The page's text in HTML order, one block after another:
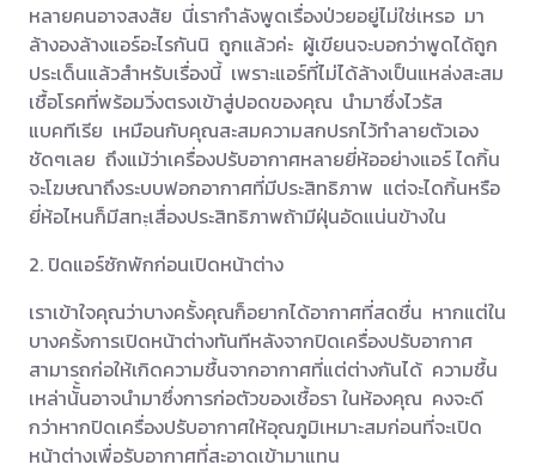
หลายคนอาจสงสัย นี่เรากำลังพูดเรื่องป่วยอยู่ไม่ใช่เหรอ มา
ล้างองล้างแอร์อะไรกันนิ ถูกแล้วค่ะ ผู้เขียนจะบอกว่าพูดได้ถูก
ประเด็นแล้วสำหรับเรื่องนี้ เพราะแอร์ที่ไม่ได้ล้างเป็นแหล่งสะสม
เชื้อโรคที่พร้อมวิ่งตรงเข้าสู่ปอดของคุณ นำมาซึ่งไวรัส
แบคทีเรีย เหมือนกับคุณสะสมความสกปรกไว้ทำลายตัวเอง
ชัดๆเลย ถึงแม้ว่าเครื่องปรับอากาศหลายยี่ห้ออย่างแอร์ ไดกิ้น
จะโฆษณาถึงระบบฟอกอากาศที่มีประสิทธิภาพ แต่จะไดกิ้นหรือ
ยี่ห้อไหนก็มีสทะฺเสื่องประสิทธิภาพถ้ามีฝุ่นอัดแน่นข้างใน
2. ปิดแอร์ซักพักก่อนเปิดหน้าต่าง
เราเข้าใจคุณว่าบางครั้งคุณก็อยากได้อากาศที่สดชื่น หากแต่ใน
บางครั้งการเปิดหน้าต่างทันทีหลังจากปิดเครื่องปรับอากาศ
สามารถก่อให้เกิดความชื้นจากอากาศที่แต่ต่างกันได้ ความชื้น
เหล่าน้ั้นอาจนำมาซึ่งการก่อตัวของเชื้อรา ในห้องคุณ คงจะดี
กว่าหากปิดเครื่องปรับอากาศให้อุณภูมิเหมาะสมก่อนที่จะเปิด
หน้าต่างเพื่อรับอากาศที่สะอาดเข้ามาแทน